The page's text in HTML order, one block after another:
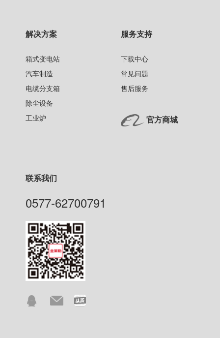
解决方案
箱式变电站
汽车制造
电缆分支箱
除尘设备
工业炉
服务支持
下载中心
常见问题
售后服务
官方商城
联系我们
0577-62700791